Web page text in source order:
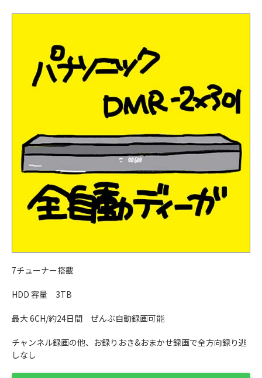
7チューナー搭載
HDD 容量 3TB
最大 6CH/約24日間 ぜんぶ自動録画可能
チャンネル録画の他、お録りおき&おまかせ録画で全方向録り逃
しなし